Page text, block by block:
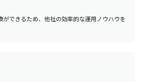
ができるため、他社の効率的な運用ノウハウを